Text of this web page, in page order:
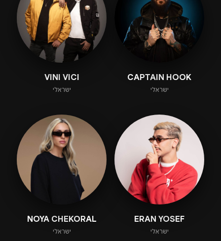
CAPTAIN HOOK
ישראלי
VINI VICI
ישראלי
ERAN YOSEF
ישראלי
NOYA CHEKORAL
ישראלי